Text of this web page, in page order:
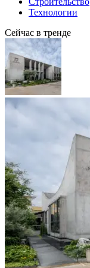
Технологии
Сейчас в тренде